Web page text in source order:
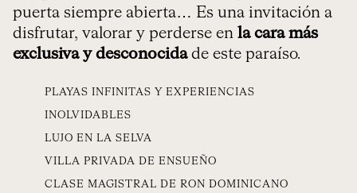
puerta siempre abierta… Es una invitación a
disfrutar, valorar y perderse en la cara más
exclusiva y desconocida de este paraíso.
PLAYAS INFINITAS Y EXPERIENCIAS
INOLVIDABLES
LUJO EN LA SELVA
VILLA PRIVADA DE ENSUEÑO
CLASE MAGISTRAL DE RON DOMINICANO